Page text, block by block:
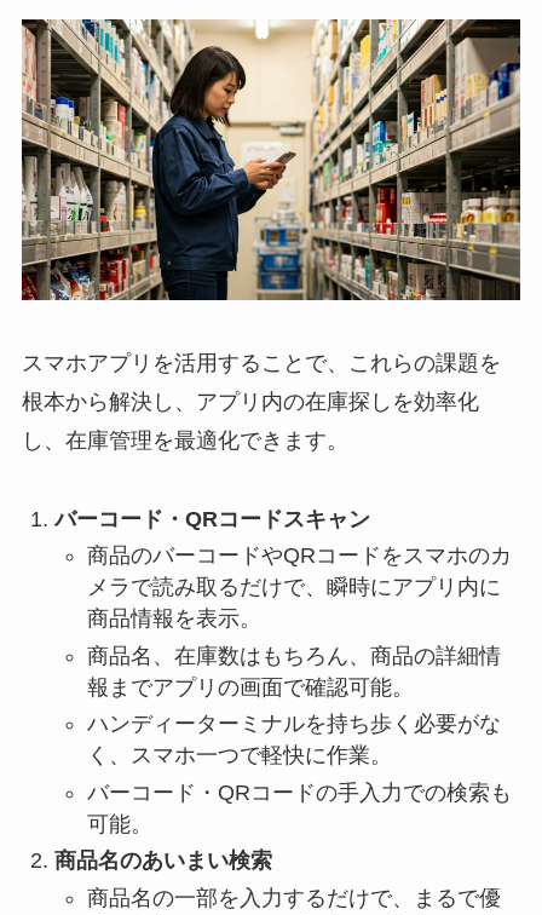
スマホアプリを活用することで、これらの課題を
根本から解決し、アプリ内の在庫探しを効率化
し、在庫管理を最適化できます。
バーコード・QRコードスキャン
商品のバーコードやQRコードをスマホのカ
メラで読み取るだけで、瞬時にアプリ内に
商品情報を表示。
商品名、在庫数はもちろん、商品の詳細情
報までアプリの画面で確認可能。
ハンディーターミナルを持ち歩く必要がな
く、スマホ一つで軽快に作業。
バーコード・QRコードの手入力での検索も
可能。
商品名のあいまい検索
商品名の一部を入力するだけで、まるで優